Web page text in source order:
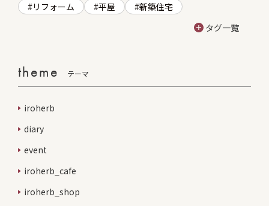
リフォーム
平屋
新築住宅
タグ一覧
theme テーマ
iroherb
diary
event
iroherb_cafe
iroherb_shop